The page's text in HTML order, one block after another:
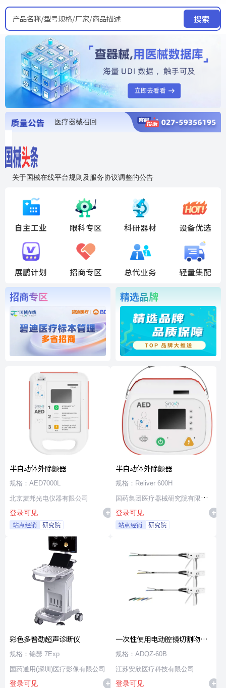
产品名称/型号规格/厂家/商品描述 搜索
医疗器械召回
关于国械在线平台规则及服务协议调整的公告
国药创研AED开启全国招商
自主工业 眼科专区 科研器材 设备优选
展鹏计划 招商专区 总代业务 轻量集配
招商专区 精选品牌
半自动体外除颤器
规格：AED7000L
北京麦邦光电仪器有限公司
登录可见
站点经销 研究院
半自动体外除颤器
规格：Reliver 600H
国药集团医疗器械研究院有限公
司
登录可见
站点经销 研究院
彩色多普勒超声诊断仪
规格：锦瑟 7Exp
国药通用(深圳)医疗影像有限公司
登录可见
一次性使用电动腔镜切割吻合
器及组件
规格：ADQZ-60B
江苏安欣医疗科技有限公司
登录可见